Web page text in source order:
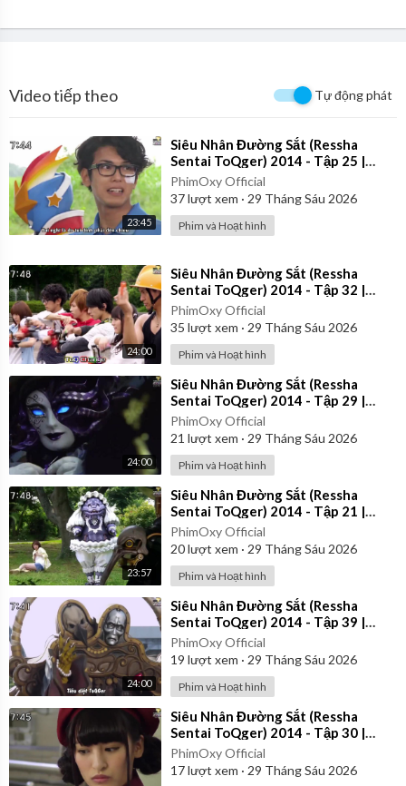
Video tiếp theo Tự động phát
23:45
⁣Siêu Nhân Đường Sắt (Ressha
Sentai ToQger) 2014 - Tập 25 |
Vietsub
PhimOxy Official
37lượt xem · 29 Tháng Sáu 2026
Phim và Hoạt hình
24:00
⁣Siêu Nhân Đường Sắt (Ressha
Sentai ToQger) 2014 - Tập 32 |
Vietsub
PhimOxy Official
35 lượt xem · 29 Tháng Sáu 2026
Phim và Hoạt hình
24:00
⁣Siêu Nhân Đường Sắt (Ressha
Sentai ToQger) 2014 - Tập 29 |
Vietsub
PhimOxy Official
21 lượt xem · 29 Tháng Sáu 2026
Phim và Hoạt hình
23:57
⁣Siêu Nhân Đường Sắt (Ressha
Sentai ToQger) 2014 - Tập 21 |
Vietsub
PhimOxy Official
20lượt xem · 29 Tháng Sáu 2026
Phim và Hoạt hình
24:00
⁣Siêu Nhân Đường Sắt (Ressha
Sentai ToQger) 2014 - Tập 39 |
Vietsub
PhimOxy Official
19 lượt xem · 29 Tháng Sáu 2026
Phim và Hoạt hình
⁣Siêu Nhân Đường Sắt (Ressha
Sentai ToQger) 2014 - Tập 30 |
Vietsub
PhimOxy Official
17lượt xem · 29 Tháng Sáu 2026